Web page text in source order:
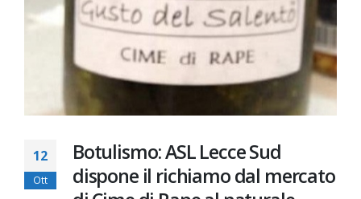
12
Ott
Botulismo: ASL Lecce Sud
dispone il richiamo dal mercato